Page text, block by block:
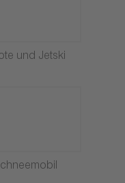
und Jetski